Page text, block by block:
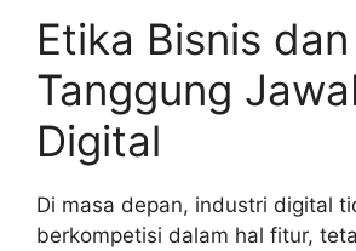
Etika Bisnis dan
Tanggung
Digital
Di masa depan, industri digital
berkompetisi dalam hal fitur,